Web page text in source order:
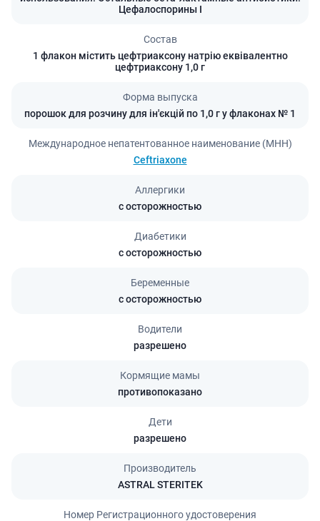
Цефалоспорины I
Состав
1 флакон містить цефтриаксону натрію еквівалентно
цефтриаксону 1,0 г
Форма выпуска
порошок для розчину для ін'єкцій по 1,0 г у флаконах № 1
Международное непатентованное наименование (МНН)
Ceftriaxone
Аллергики
с осторожностью
Диабетики
с осторожностью
Беременные
с осторожностью
Водители
разрешено
Кормящие мамы
противопоказано
Дети
разрешено
Производитель
ASTRAL STERITEK
Номер Регистрационного удостоверения